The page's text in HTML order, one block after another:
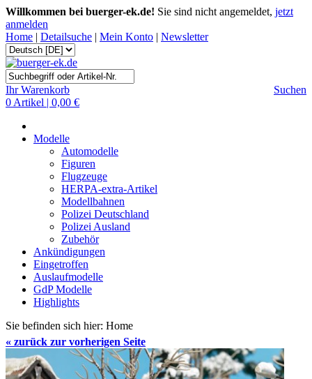
Willkommen bei buerger-ek.de! Sie sind nicht angemeldet, jetzt
anmelden
Home | Detailsuche | Mein Konto | Newsletter
Suchen
Ihr Warenkorb
0 Artikel | 0,00 €
Modelle
Automodelle
Figuren
Flugzeuge
HERPA-extra-Artikel
Modellbahnen
Polizei Deutschland
Polizei Ausland
Zubehör
Ankündigungen
Eingetroffen
Auslaufmodelle
GdP Modelle
Highlights
Sie befinden sich hier: Home
« zurück zur vorherigen Seite